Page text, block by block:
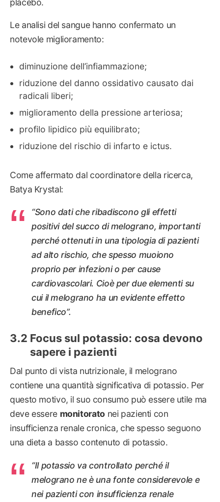
Le analisi del sangue hanno confermato un
notevole miglioramento:
diminuzione dell’infiammazione;
riduzione del danno ossidativo causato dai
radicali liberi;
miglioramento della pressione arteriosa;
profilo lipidico più equilibrato;
riduzione del rischio di infarto e ictus.
Come affermato dal coordinatore della ricerca,
Batya Krystal:
“Sono dati che ribadiscono gli effetti
positivi del succo di melograno, importanti
perché ottenuti in una tipologia di pazienti
ad alto rischio, che spesso muoiono
proprio per infezioni o per cause
cardiovascolari. Cioè per due elementi su
cui il melograno ha un evidente effetto
benefico”.
Focus sul potassio: cosa devono
sapere i pazienti
Dal punto di vista nutrizionale, il melograno
contiene una quantità significativa di potassio. Per
questo motivo, il suo consumo può essere utile ma
deve essere monitorato nei pazienti con
insufficienza renale cronica, che spesso seguono
una dieta a basso contenuto di potassio.
“Il potassio va controllato perché il
melograno ne è una fonte considerevole e
nei pazienti con insufficienza renale